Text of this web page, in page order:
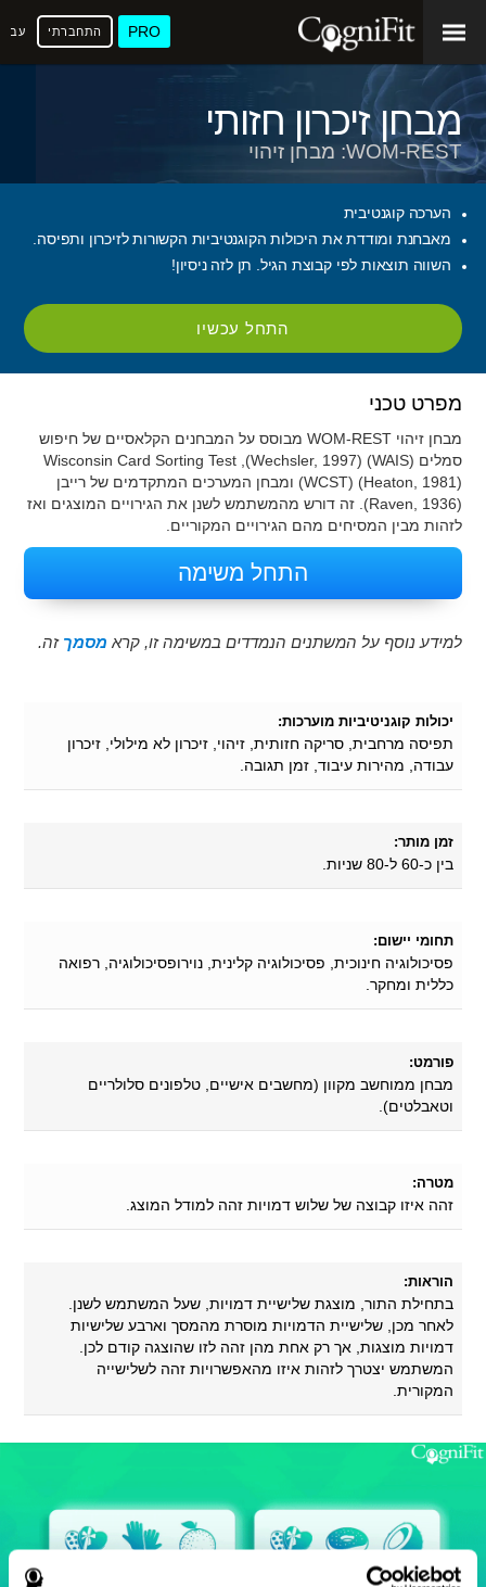
PRO התחברתי
מבחן זיכרון חזותי
WOM-REST: מבחן זיהוי
הערכה קוגנטיבית
מאבחנת ומודדת את היכולות הקוגנטיביות הקשורות לזיכרון ותפיסה.
השווה תוצאות לפי קבוצת הגיל. תן לזה ניסיון!
התחל עכשיו
מפרט טכני
מבחן זיהוי WOM-REST מבוסס על המבחנים הקלאסיים של חיפוש
סמלים (WAIS) (Wechsler, 1997), Wisconsin Card Sorting Test
(WCST) (Heaton, 1981) ומבחן המערכים המתקדמים של רייבן
(Raven, 1936). זה דורש מהמשתמש לשנן את הגירויים המוצגים ואז
לזהות מבין המסיחים מהם הגירויים המקוריים.
התחל משימה
למידע נוסף על המשתנים הנמדדים במשימה זו, קרא מסמך זה.
יכולות קוגניטיביות מוערכות:
תפיסה מרחבית, סריקה חזותית, זיהוי, זיכרון לא מילולי, זיכרון
עבודה, מהירות עיבוד, זמן תגובה.
זמן מותר:
בין כ-60 ל-80 שניות.
תחומי יישום:
פסיכולוגיה חינוכית, פסיכולוגיה קלינית, נוירופסיכולוגיה, רפואה
כללית ומחקר.
פורמט:
מבחן ממוחשב מקוון (מחשבים אישיים, טלפונים סלולריים
וטאבלטים).
מטרה:
זהה איזו קבוצה של שלוש דמויות זהה למודל המוצג.
הוראות:
בתחילת התור, מוצגת שלישיית דמויות, שעל המשתמש לשנן.
לאחר מכן, שלישיית הדמויות מוסרת מהמסך וארבע שלישיות
דמויות מוצגות, אך רק אחת מהן זהה לזו שהוצגה קודם לכן.
המשתמש יצטרך לזהות איזו מהאפשרויות זהה לשלישייה
המקורית.